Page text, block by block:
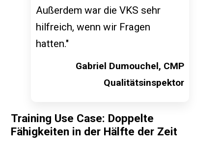
Außerdem war die VKS sehr
hilfreich, wenn wir Fragen
hatten."
Gabriel Dumouchel, CMP
Qualitätsinspektor
Training Use Case: Doppelte
Fähigkeiten in der Hälfte der Zeit